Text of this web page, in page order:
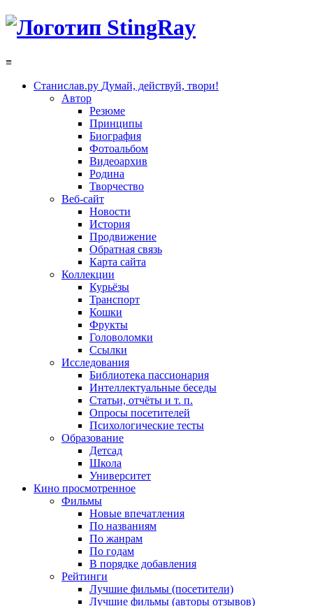
≡
Станислав.ру Думай, действуй, твори!
Автор
Резюме
Принципы
Биография
Фотоальбом
Видеоархив
Родина
Творчество
Веб-сайт
Новости
История
Продвижение
Обратная связь
Карта сайта
Коллекции
Курьёзы
Транспорт
Кошки
Фрукты
Головоломки
Ссылки
Исследования
Библиотека пассионария
Интеллектуальные беседы
Статьи, отчёты и т. п.
Опросы посетителей
Психологические тесты
Образование
Детсад
Школа
Университет
Кино просмотренное
Фильмы
Новые впечатления
По названиям
По жанрам
По годам
В порядке добавления
Рейтинги
Лучшие фильмы (посетители)
Лучшие фильмы (авторы отзывов)